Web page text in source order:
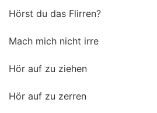
Hörst du das Flirren?
Mach mich nicht irre
Hör auf zu ziehen
Hör auf zu zerren